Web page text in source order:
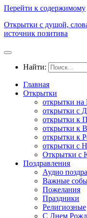
Перейти к содержимому
Открытки с душой,
источник позитива
Найти:
Главная
Открытки
открытки
открытки с
открытки к
открытки к
открытки к
открытки с
Открытки с
Поздравления
Аудио
Важные
Пожелания
Праздники
Религиозные
С Днем